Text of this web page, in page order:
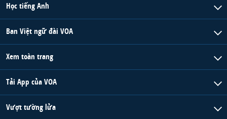
Học tiếng Anh
Ban Việt ngữ đài VOA
Xem toàn trang
Tải App của VOA
Vượt tường lửa